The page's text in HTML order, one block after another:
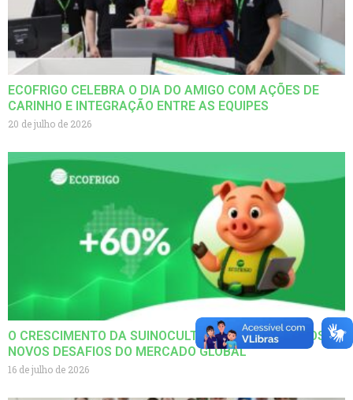
ECOFRIGO CELEBRA O DIA DO AMIGO COM AÇÕES DE
CARINHO E INTEGRAÇÃO ENTRE AS EQUIPES
20 de julho de 2026
O CRESCIMENTO DA SUINOCULTURA BRASILEIRA E OS
NOVOS DESAFIOS DO MERCADO GLOBAL
16 de julho de 2026